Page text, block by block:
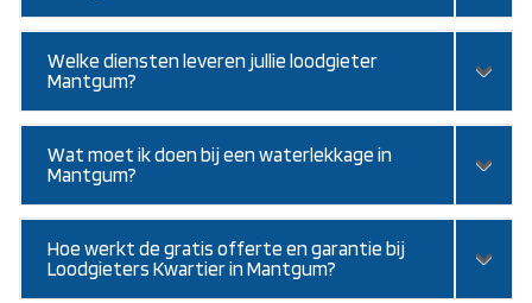
Welke diensten leveren jullie loodgieter
Mantgum?
Wat moet ik doen bij een waterlekkage in
Mantgum?
Hoe werkt de gratis offerte en garantie bij
Loodgieters Kwartier in Mantgum?